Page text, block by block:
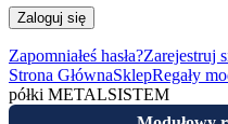
Zapomniałeś hasła?Zarejestruj
Strona GłównaSklepRegały
półki METALSISTEM